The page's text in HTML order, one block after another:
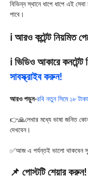
বিভিন্ন স্থানে ধাপে ধাপে এই
পাবে।
ℹ️ আরও কন্টেন্ট নিয়মিত
ℹ️ ভিডিও আকারে কনটেন্ট
সাবস্ক্রাইব করুন!
আরও পড়ুন-রবি নতুন সিমে ১৮
👉🙏লেখার মধ্যে ভাষা জনিত
দেখবেন।
✅আজ এ পর্যন্তই ভালো থাকবেন
📌 পোস্টটি শেয়ার